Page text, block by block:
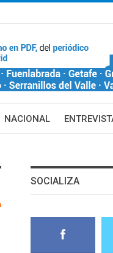
NACIONAL
SOCIALIZA